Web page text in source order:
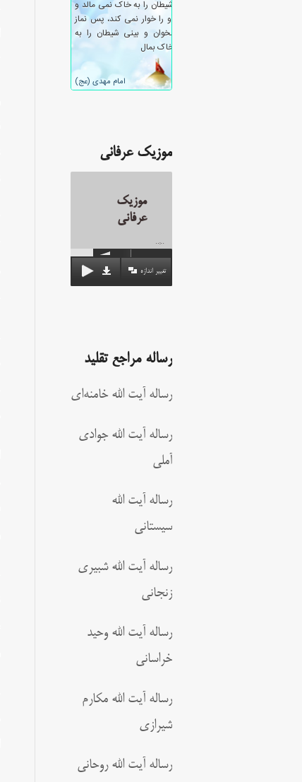
موزیک عرفانی
موزیک
عرفانی
00:00
تغییر اندازه
رساله مراجع تقلید
رساله آیت الله خامنه‌ای
رساله آیت الله جوادی
آملی
رساله آیت الله
سیستانی
رساله آیت الله شبیری
زنجانی
رساله آیت الله وحید
خراسانی
رساله آیت الله مکارم
شیرازی
رساله آیت الله روحانی